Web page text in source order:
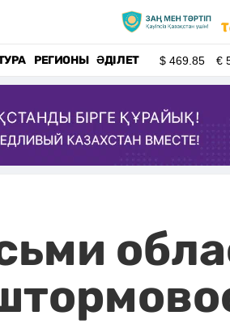
РЕГИОНЫ ӘДІЛЕТ $469.85 €